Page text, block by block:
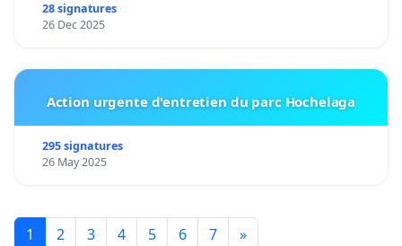
28 signatures
26 Dec 2025
Action urgente d'entretien du parc Hochelaga
295 signatures
26 May 2025
1 2 3 4 5 6 7 »